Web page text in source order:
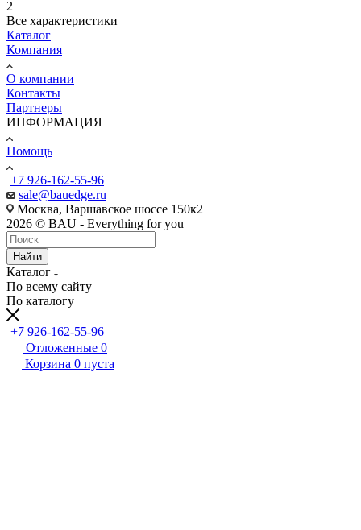
2
Все характеристики
Каталог
Компания
О компании
Контакты
Партнеры
ИНФОРМАЦИЯ
Помощь
+7 926-162-55-96
sale@bauedge.ru
Москва, Варшавское шоссе 150к2
2026 © BAU - Everything for you
Найти
Каталог
По всему сайту
По каталогу
+7 926-162-55-96
Отложенные 0
Корзина 0 пуста